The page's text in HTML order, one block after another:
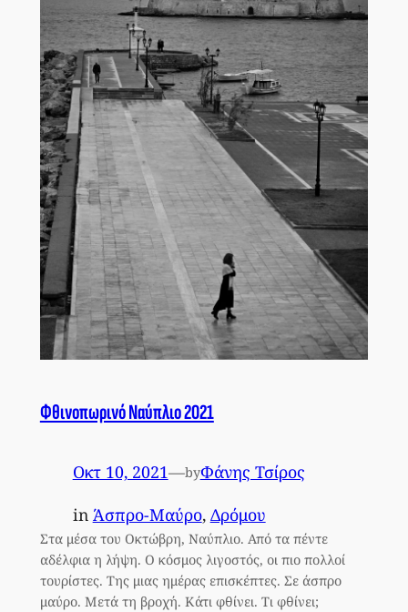
Φθινοπωρινό Ναύπλιο 2021
Οκτ 10, 2021—byΦάνης Τσίρος
in Άσπρο-Μαύρο, Δρόμου
Στα μέσα του Οκτώβρη, Ναύπλιο. Από τα πέντε
αδέλφια η λήψη. Ο κόσμος λιγοστός, οι πιο πολλοί
τουρίστες. Της μιας ημέρας επισκέπτες. Σε άσπρο
μαύρο. Μετά τη βροχή. Κάτι φθίνει. Τι φθίνει;